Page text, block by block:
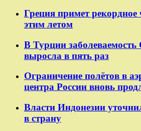
Греция примет рекордное
этим летом
В Турции заболеваемость
выросла в пять раз
Ограничение полётов в
центра России вновь
Власти Индонезии
в страну